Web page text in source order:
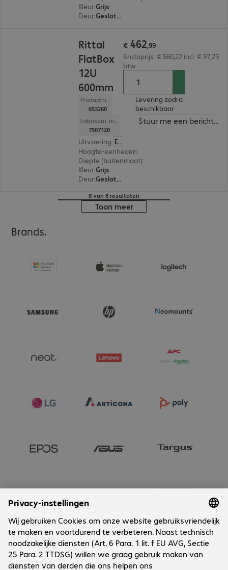
Kleur:Grijs
Deur: Gesloten deuren, Glazen deur
Rittal
FlatBox
12U
600mm
Productnr.:
653260
Fabrikant-nr.:
7507120
Uitvoering: Europa
Hoogte-eenheden:
Diepte (buitenmaat):
Kleur:Grijs
Deur: Gesloten deuren, Glazen deur
€ 462,99
Brutoprijs: € 560,22 incl. € 97,23
btw
Levering zodra
beschikbaar
Stuur me een bericht
8 van 8 resultaten
Toon meer
Brands.